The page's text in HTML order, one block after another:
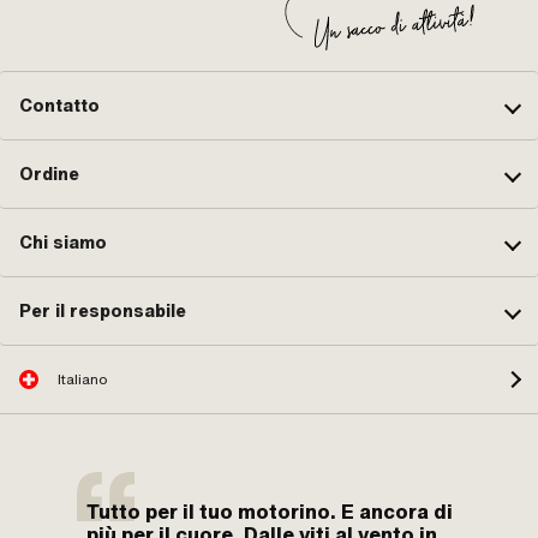
Contatto
Ordine
Chi siamo
Per il responsabile
Italiano
Tutto per il tuo motorino. E ancora di